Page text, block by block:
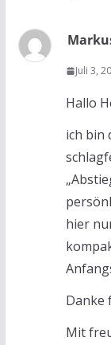
Juli 3,
Hallo
ich bin
hier
Danke
Mit